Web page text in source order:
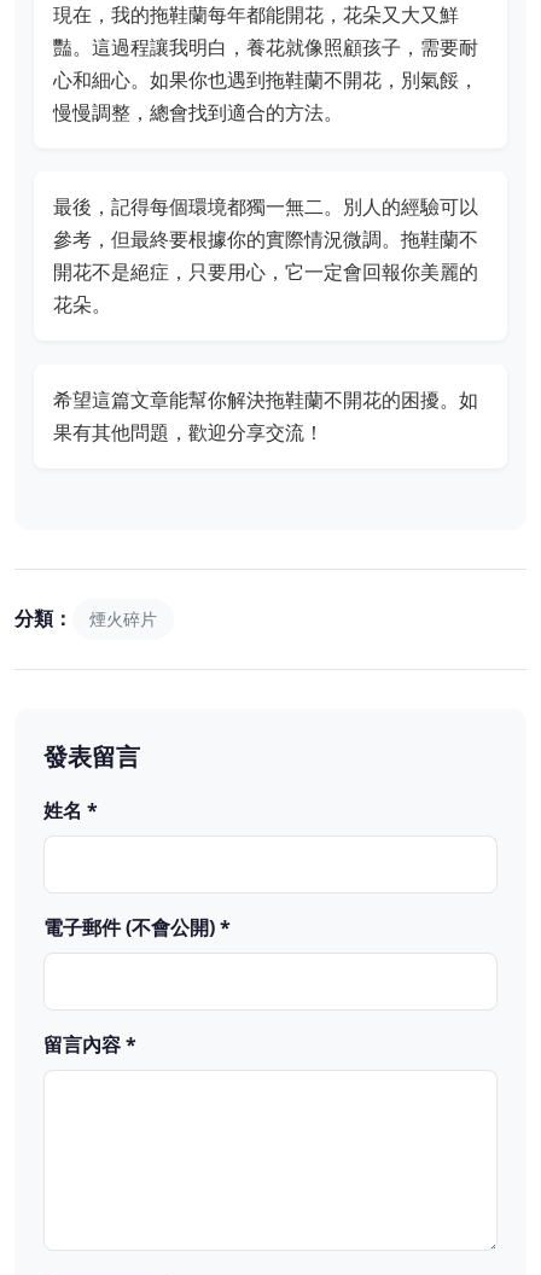
現在，我的拖鞋蘭每年都能開花，花朵又大又鮮
豔。這過程讓我明白，養花就像照顧孩子，需要耐
心和細心。如果你也遇到拖鞋蘭不開花，別氣餒，
慢慢調整，總會找到適合的方法。
最後，記得每個環境都獨一無二。別人的經驗可以
參考，但最終要根據你的實際情況微調。拖鞋蘭不
開花不是絕症，只要用心，它一定會回報你美麗的
花朵。
希望這篇文章能幫你解決拖鞋蘭不開花的困擾。如
果有其他問題，歡迎分享交流！
分類： 煙火碎片
發表留言
姓名 *
電子郵件 (不會公開) *
留言內容 *